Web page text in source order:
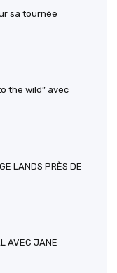
sa tournée
the wild” avec
LANDS PRÈS DE
AVEC JANE